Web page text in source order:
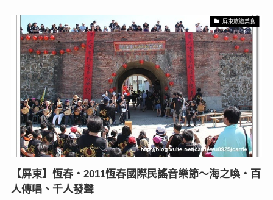
屏東旅遊美食
【屏東】恆春‧2011恆春國際民謠音樂節～海之喚‧百
人傳唱、千人發聲